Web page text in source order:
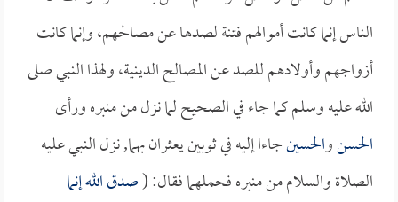
الناس إنما كانت أموالهم فتنة لصدها عن مصالحهم، وإنما كانت
أزواجهم وأولادهم للصد عن المصالح الدينية، ولهذا النبي صلى
الله عليه وسلم كما جاء في الصحيح لما نزل من منبره ورأى
الحسنوالحسينجاءا إليه في ثوبين يعثران بهما, نزل النبي عليه
الصلاة والسلام من منبره فحملهما فقال: (صدق الله إنما